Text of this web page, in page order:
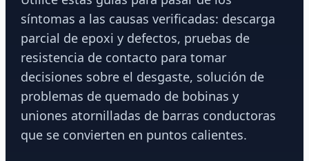
síntomas a las causas verificadas: descarga
parcial de epoxi y defectos, pruebas de
resistencia de contacto para tomar
decisiones sobre el desgaste, solución de
problemas de quemado de bobinas y
uniones atornilladas de barras conductoras
que se convierten en puntos calientes.